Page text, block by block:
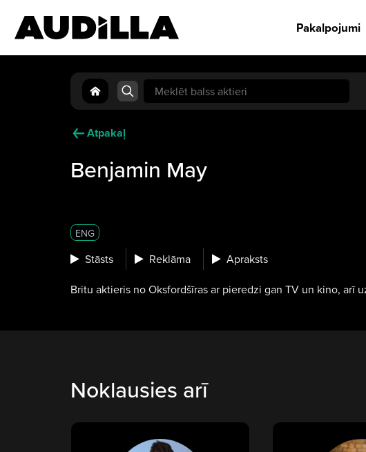
Pakalpojumi
Search
for:
Atpakaļ
Benjamin May
ENG
Stāsts Reklāma Apraksts
Britu aktieris no Oksfordšīras ar pieredzi gan TV un kino, arī
Noklausies arī